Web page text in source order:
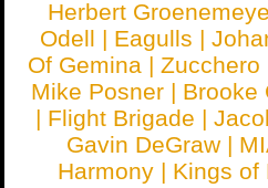
Herbert
Odell | Eagulls |
Of Gemina |Zucchero
Mike Posner | Brooke
| Flight Brigade |
Gavin DeGraw |
Harmony | Kings of